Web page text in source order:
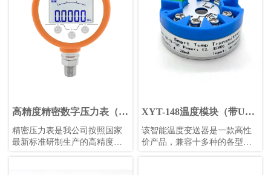
高精度精密数字压力表（白
色表盘）
精密压力表是我公司按照国家
最新标准研制生产的高精度智
XYT-148温度模块（带USB
调试）
​该智能温度变送器是一款高性
价产品，兼容十多种的各型热